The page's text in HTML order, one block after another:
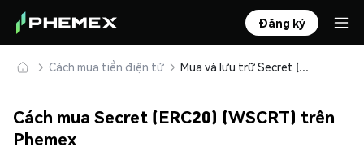
Đăng ký
Cách mua tiền điện tử Mua và lưu trữ Secret (ERC20) (WSCRT) an toàn
Cách mua Secret (ERC20) (WSCRT) trên
Phemex